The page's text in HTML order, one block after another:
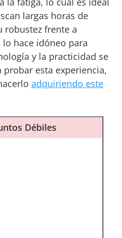
largas horas de
robustez frente a
hace idóneo para
y la practicidad se
esta experiencia,
adquiriendo este
Débiles